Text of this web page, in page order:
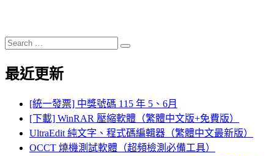
Search
for:
Search
最近更新
[統一發票] 中獎號碼 115 年 5、6月
[下載] WinRAR 壓縮軟體（繁體中文版+免費版）
UltraEdit 純文字、程式碼編輯器（繁體中文最新版）
OCCT 燒機測試軟體（超頻檢測必備工具）